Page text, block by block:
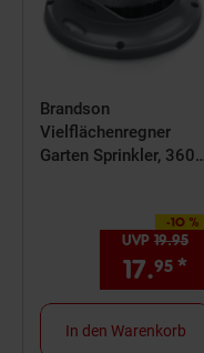
Brandson
Vielflächenregner
Garten Sprinkler, 360°
Bewässerung, für
Flächen bis 110 m²,
Wasserstrahl
stufenlos einstellbar,
runder Flächenregner,
einstellbar
-10 %
Sie Sparen 10
UVP 19.95
17.95 *
In den Warenkorb